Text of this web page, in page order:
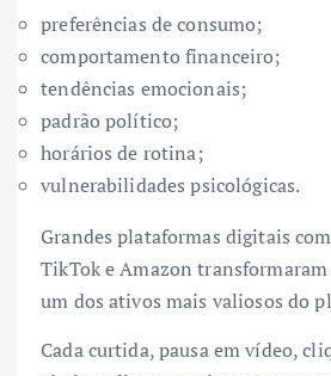
preferências de consumo;
comportamento financeiro;
tendências emocionais;
padrão político;
horários de rotina;
vulnerabilidades psicológicas.
Grandes plataformas digitais
TikTok e Amazon transformaram
um dos ativos mais valiosos do
Cada curtida, pausa em vídeo,